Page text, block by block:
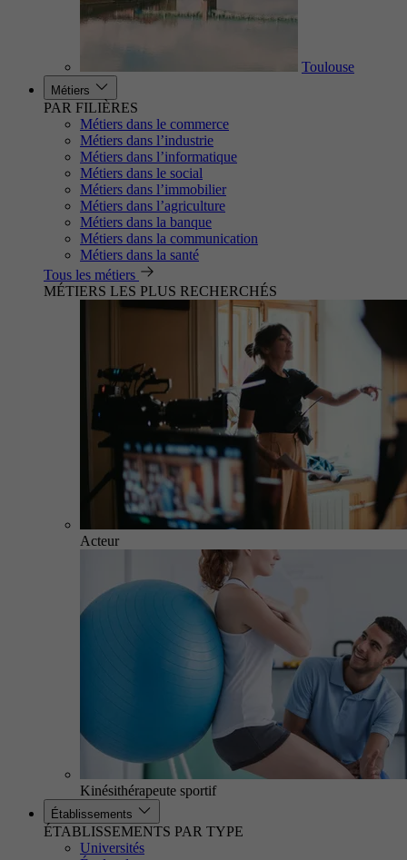
Toulouse
Métiers
PAR FILIÈRES
Métiers dans le commerce
Métiers dans l’industrie
Métiers dans l’informatique
Métiers dans le social
Métiers dans l’immobilier
Métiers dans l’agriculture
Métiers dans la banque
Métiers dans la communication
Métiers dans la santé
Tous les métiers
MÉTIERS LES PLUS RECHERCHÉS
Acteur
Kinésithérapeute sportif
Établissements
ÉTABLISSEMENTS PAR TYPE
Universités